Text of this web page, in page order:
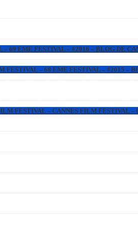
69 EME FESTIVAL – #2016 – BLOG DE
FESTIVAL – 68 EME FESTIVAL – #2015 –
FESTIVAL – CANNES FILM FESTIVAL